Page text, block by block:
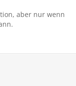
aber nur wenn